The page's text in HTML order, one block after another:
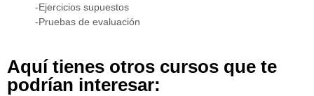
-Ejercicios supuestos
-Pruebas de evaluación
Aquí tienes otros cursos que te
podrían interesar: